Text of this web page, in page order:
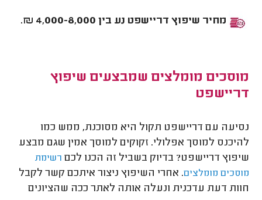
מחיר שיפוץ דריישפט נע בין 4,000-8,000 ₪.
מוסכים מומלצים שמבצעים שיפוץ
דריישפט
נסיעה עם דריישפט תקול היא מסוכנת, ממש כמו
להיכנס למוסך אפלולי. זקוקים למוסך אמין שגם מבצע
שיפוץ דריישפט? בדיוק בשביל זה הכנו לכם רשימת
מוסכים מומלצים. אחרי השיפוץ ניצור איתכם קשר לקבל
חוות דעת עדכנית ונעלה אותה לאתר ככה שהציונים